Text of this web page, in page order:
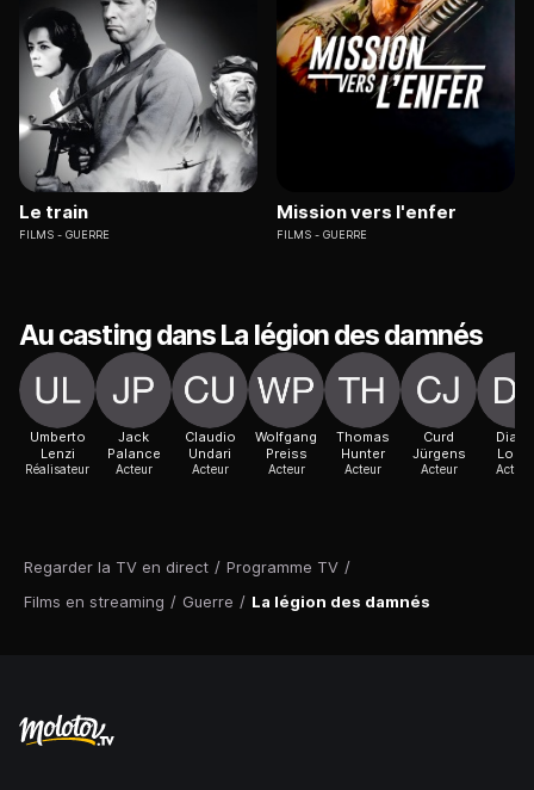
Regarder la TV en direct / Programme TV /
Films en streaming / Guerre / La légion des damnés
Le train
FILMS GUERRE
Mission vers l'enfer
FILMS GUERRE
Au casting dans La légion des damnés
Umberto
Lenzi
Réalisateur
Jack
Palance
Acteur
Claudio
Undari
Acteur
Wolfgang
Preiss
Acteur
Thomas
Hunter
Acteur
Curd
Jürgens
Acteur
Diana
Lorys
Actrice